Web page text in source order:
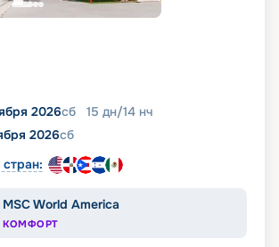
2026сб 15 дн/14 нч
2026сб
MSC World America
КОМФОРТ